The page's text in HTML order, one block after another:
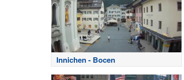
Innichen - Bocen